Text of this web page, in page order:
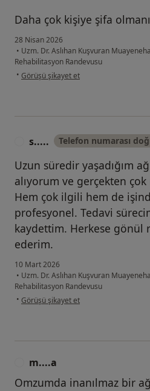
Daha çok kişiye şifa
28 Nisan 2026
• Uzm. Dr. Aslıhan Kuşvuran
Rehabilitasyon Randevusu
• kullanıcının görüşüne göre tu...l
Görüşü şikayet et
s..... Telefon numarası
Uzun süredir yaşadığım
alıyorum ve gerçekten
Hem çok ilgili hem de
profesyonel. Tedavi
kaydettim. Herkese gönül
ederim.
10 Mart 2026
• Uzm. Dr. Aslıhan Kuşvuran
Rehabilitasyon Randevusu
• kullanıcının görüşüne göre s.....
Görüşü şikayet et
m....a
Omzumda inanılmaz bir